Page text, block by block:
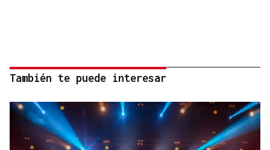
También te puede interesar